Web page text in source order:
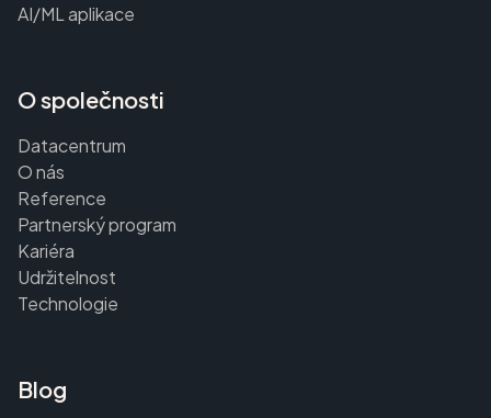
AI/ML aplikace
O společnosti
Datacentrum
O nás
Reference
Partnerský program
Kariéra
Udržitelnost
Technologie
Blog